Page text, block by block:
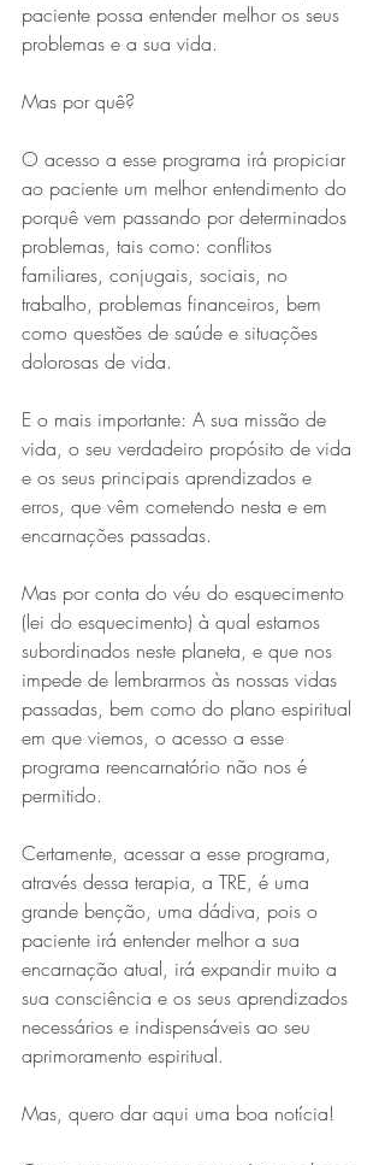
paciente possa entender melhor os seus
problemas e a sua vida.
Mas por quê?
O acesso a esse programa irá propiciar
ao paciente um melhor entendimento do
porquê vem passando por determinados
problemas, tais como: conflitos
familiares, conjugais, sociais, no
trabalho, problemas financeiros, bem
como questões de saúde e situações
dolorosas de vida.
E o mais importante: A sua missão de
vida, o seu verdadeiro propósito de vida
e os seus principais aprendizados e
erros, que vêm cometendo nesta e em
encarnações passadas.
Mas por conta do véu do esquecimento
(lei do esquecimento) à qual estamos
subordinados neste planeta, e que nos
impede de lembrarmos às nossas vidas
passadas, bem como do plano espiritual
em que viemos, o acesso a esse
programa reencarnatório não nos é
permitido.
Certamente, acessar a esse programa,
através dessa terapia, a TRE, é uma
grande benção, uma dádiva, pois o
paciente irá entender melhor a sua
encarnação atual, irá expandir muito a
sua consciência e os seus aprendizados
necessários e indispensáveis ao seu
aprimoramento espiritual.
Mas, quero dar aqui uma boa notícia!